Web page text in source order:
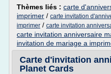
Thèmes liés : carte
imprimer / carte invitation
imprimer / carte invitation
carte invitation anniversaire
invitation de mariage a
Carte d'invitation
Planet Cards